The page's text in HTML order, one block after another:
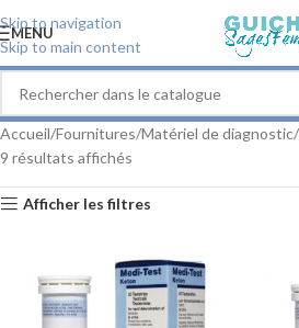
Skip to navigation
Skip to main content
MENU
Accueil Fournitures Matériel de diagnostic
9 résultats affichés
Afficher les filtres